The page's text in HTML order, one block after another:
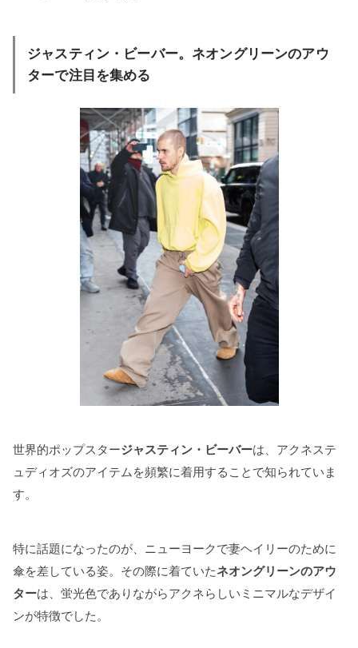
ジャスティン・ビーバー。ネオングリーンのアウ
ターで注目を集める
世界的ポップスタージャスティン・ビーバーは、アクネステ
ュディオズのアイテムを頻繁に着用することで知られていま
す。
特に話題になったのが、ニューヨークで妻ヘイリーのために
傘を差している姿。その際に着ていたネオングリーンのアウ
ターは、蛍光色でありながらアクネらしいミニマルなデザイ
ンが特徴でした。